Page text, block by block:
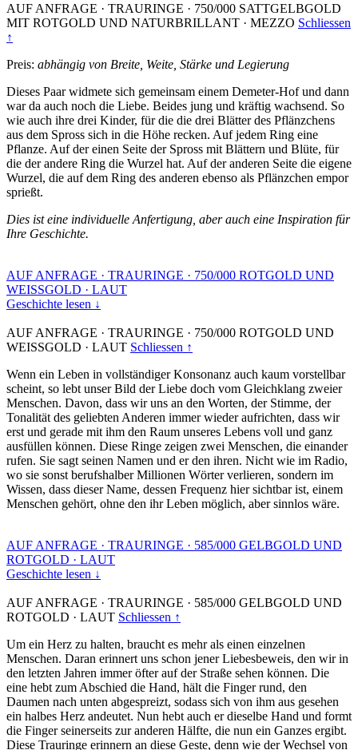
AUF ANFRAGE · TRAURINGE · 750/000 SATTGELBGOLD
MIT ROTGOLD UND NATURBRILLANT · MEZZO Schliessen
↑
Preis: abhängig von Breite, Weite, Stärke und Legierung
Dieses Paar widmete sich gemeinsam einem Demeter-Hof und dann
war da auch noch die Liebe. Beides jung und kräftig wachsend. So
wie auch ihre drei Kinder, für die die drei Blätter des Pflänzchens
aus dem Spross sich in die Höhe recken. Auf jedem Ring eine
Pflanze. Auf der einen Seite der Spross mit Blättern und Blüte, für
die der andere Ring die Wurzel hat. Auf der anderen Seite die eigene
Wurzel, die auf dem Ring des anderen ebenso als Pflänzchen empor
sprießt.
Dies ist eine individuelle Anfertigung, aber auch eine Inspiration für
Ihre Geschichte.
AUF ANFRAGE · TRAURINGE · 750/000 ROTGOLD UND
WEISSGOLD · LAUT
Geschichte lesen ↓
AUF ANFRAGE · TRAURINGE · 750/000 ROTGOLD UND
WEISSGOLD · LAUT Schliessen ↑
Wenn ein Leben in vollständiger Konsonanz auch kaum vorstellbar
scheint, so lebt unser Bild der Liebe doch vom Gleichklang zweier
Menschen. Davon, dass wir uns an den Worten, der Stimme, der
Tonalität des geliebten Anderen immer wieder aufrichten, dass wir
erst und gerade mit ihm den Raum unseres Lebens voll und ganz
ausfüllen können. Diese Ringe zeigen zwei Menschen, die einander
rufen. Sie sagt seinen Namen und er den ihren. Nicht wie im Radio,
wo sie sonst berufshalber Millionen Wörter verlieren, sondern im
Wissen, dass dieser Name, dessen Frequenz hier sichtbar ist, einem
Menschen gehört, ohne den ihr Leben möglich, aber sinnlos wäre.
AUF ANFRAGE · TRAURINGE · 585/000 GELBGOLD UND
ROTGOLD · LAUT
Geschichte lesen ↓
AUF ANFRAGE · TRAURINGE · 585/000 GELBGOLD UND
ROTGOLD · LAUT Schliessen ↑
Um ein Herz zu halten, braucht es mehr als einen einzelnen
Menschen. Daran erinnert uns schon jener Liebesbeweis, den wir in
den letzten Jahren immer öfter auf der Straße sehen können. Die
eine hebt zum Abschied die Hand, hält die Finger rund, den
Daumen nach unten abgespreizt, sodass sich von ihm aus gesehen
ein halbes Herz andeutet. Nun hebt auch er dieselbe Hand und formt
die Finger seinerseits zur anderen Hälfte, die nun ein Ganzes ergibt.
Diese Trauringe erinnern an diese Geste, denn wie der Wechsel von